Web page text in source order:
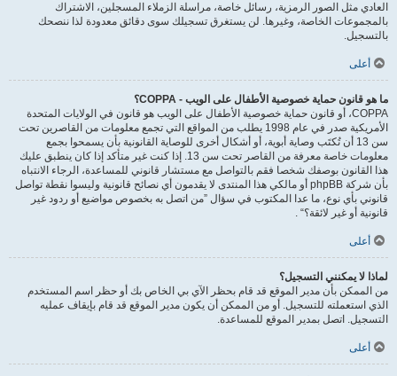
العادي مثل الصور الرمزية، رسائل خاصة، مراسلة الزملاء المسجلين، الاشتراك
بالمجموعات الخاصة، وغيرها. لن يستغرق تسجيلك سوى دقائق معدودة لذا ننصحك
بالتسجيل.
أعلى
ما هو قانون حماية خصوصية الأطفال على الويب - COPPA؟
COPPA، أو قانون حماية خصوصية الأطفال على الويب هو قانون في الولايات المتحدة
الأمريكية صدر في عام 1998 يطلب من المواقع التي تجمع معلومات من القاصرين تحت
سن 13 أن تُكتَب وصاية أبوية، أو أشكال أخرى للوصاية القانونية بأن يسمحوا بجمع
معلومات خاصة معرفة من القاصر تحت سن 13. إذا كنت غير متأكد إذا كان ينطبق عليك
هذا القانون بوصفك شخصا فقم بالتواصل مع مستشار قانوني للمساعدة، الرجاء الانتباه
بأن شركة phpBB أو مالكي هذا المنتدى لا يقدمون أي نصائح قانونية وليسوا نقطة تواصل
قانوني بأي نوع، ما عدا المكتوب في سؤال ”من اتصل به بخصوص مواضيع أو ردود غير
قانونية أو غير لائقة؟“ .
أعلى
لماذا لا يمكنني التسجيل؟
من الممكن بأن مدير الموقع قد قام بحظر الآي بي الخاص بك أو حظر اسم المستخدم
الذي استعملته للتسجيل. أو من الممكن أن يكون مدير الموقع قد قام بإيقاف عمليه
التسجيل. اتصل بمدير الموقع للمساعدة.
أعلى